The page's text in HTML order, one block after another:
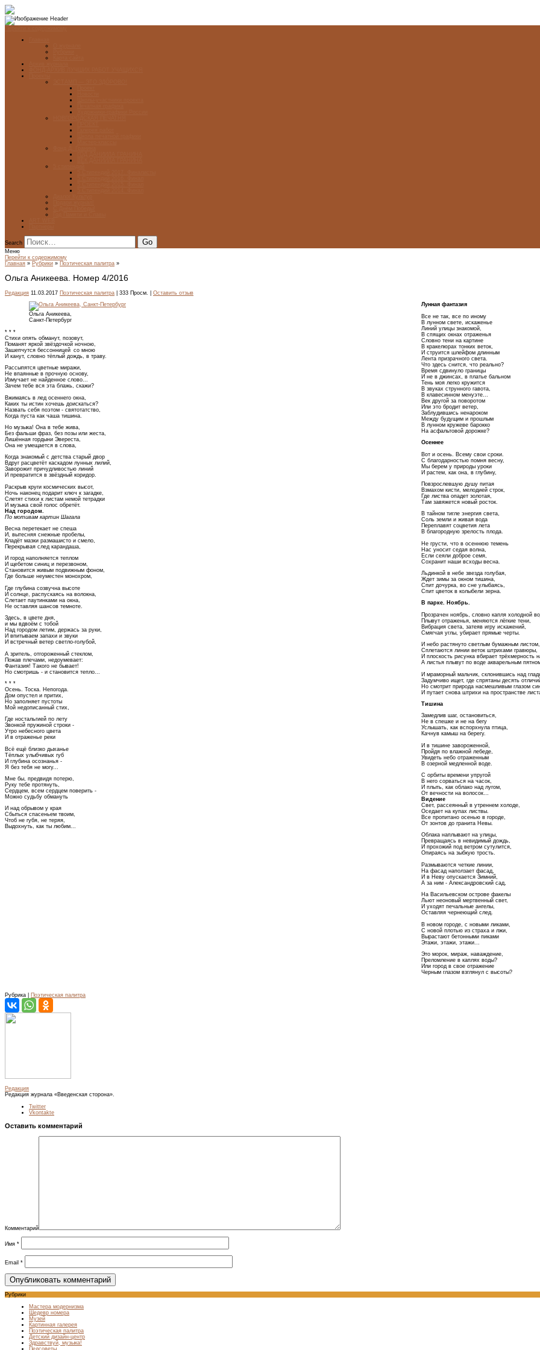
Search
Меню
Перейти к содержимому
Главная » Рубрики » Поэтическая палитра »
Ольга Аникеева. Номер 4/2016
Редакция 11.03.2017 Поэтическая палитра | 333 Просм. | Оставить отзыв
Ольга Аникеева,
Санкт-Петербург
* * *
Стихи опять обманут, позовут,
Поманят яркой звёздочкой ночною,
Зашепчутся бессонницей со мною
И канут, словно тёплый дождь, в траву.
Рассыпятся цветные миражи,
Не впаянные в прочную основу,
Измучает не найденное слово...
Зачем тебе вся эта блажь, скажи?
Вжимаясь в лед осеннего окна,
Каких ты истин хочешь доискаться?
Назвать себя поэтом - святотатство,
Когда пуста как чаша тишина.
Но музыка! Она в тебе жива,
Без фальши фраз, без позы или жеста,
Лишённая гордыни Эвереста,
Она не умещается в слова,
Когда знакомый с детства старый двор
Вдруг расцветёт каскадом лунных лилий,
Заворожит причудливостью линий
И превратится в звёздный коридор.
Раскрыв круги космических высот,
Ночь наконец подарит ключ к загадке,
Слетят стихи к листам немой тетрадки
И музыка свой голос обретёт.
Над городом.
По мотивам картин Шагала
Весна перетекает не спеша
И, вытесняя снежные пробелы,
Кладёт мазки размашисто и смело,
Перекрывая след карандаша,
И город наполняется теплом
И щебетом синиц и перезвоном,
Становится живым подвижным фоном,
Где больше неуместен монохром,
Где глубина созвучна высоте
И солнце, распускаясь на волокна,
Слетает паутинками на окна,
Не оставляя шансов темноте.
Здесь, в цвете дня,
и мы вдвоём с тобой
Над городом летим, держась за руки,
И впитываем запахи и звуки
И встречный ветер светло-голубой,
А зритель, отгороженный стеклом,
Пожав плечами, недоумевает:
Фантазия! Такого не бывает!
Но смотришь - и становится тепло...
* * *
Осень. Тоска. Непогода.
Дом опустел и притих,
Но заполняет пустоты
Мой недописанный стих,
Где ностальгией по лету
Звонкой пружиной строки -
Утро небесного цвета
И в отраженье реки
Всё ещё близко дыханье
Тёплых улыбчивых губ
И глубина осознанья -
Я без тебя не могу...
Мне бы, предвидя потерю,
Руку тебе протянуть,
Сердцем, всем сердцем поверить -
Можно судьбу обмануть
И над обрывом у края
Сбыться спасеньем твоим,
Чтоб не губя, не теряя,
Выдохнуть, как ты любим...
Лунная фантазия
Все не так, все по иному
В лунном свете, искаженье
Линий улицы знакомой,
В спящих окнах отраженья
Словно тени на картине
В кракелюрах тонких веток,
И струится шлейфом длинным
Лента призрачного света.
Что здесь снится, что реально?
Время сдвинуло границы
И не в джинсах, в платье бальном
Тень моя легко кружится
В звуках струнного гавота,
В клавесинном менуэте...
Век другой за поворотом
Или это бродит ветер,
Заблудившись ненароком
Между будущим и прошлым
В лунном кружеве барокко
На асфальтовой дорожке?
Осеннее
Вот и осень. Всему свои сроки.
С благодарностью помня весну,
Мы берем у природы уроки
И растем, как она, в глубину,
Повзрослевшую душу питая
Взмахом кисти, мелодией строк,
Где листва опадет золотая,
Там завяжется новый росток.
В тайном тигле энергия света,
Соль земли и живая вода
Переплавят соцветия лета
В благородную зрелость плода.
Не грусти, что в осеннюю темень
Нас уносит седая волна,
Если сеяли доброе семя,
Сохранит наши всходы весна.
Льдинкой в небе звезда голубая,
Ждет зимы за окном тишина,
Спит дочурка, во сне улыбаясь,
Спит цветок в колыбели зерна.
В парке. Ноябрь.
Прозрачен ноябрь, словно капля холодной
Плывут отраженья, меняются лёгкие тени,
Вибрация света, затеяв игру искажений,
Смягчая углы, убирает прямые черты.
И небо растянуто светлым бумажным листом,
Сплетаются линии веток штрихами гравюры,
И плоскость рисунка вбирает трёхмерность
А листья плывут по воде акварельным
И мраморный мальчик, склонившись над
Задумчиво ищет, где спрятаны десять
Но смотрит природа насмешливым глазом
И путает снова штрихи на пространстве
Тишина
Замедлив шаг, остановиться,
Не в спешке и не на бегу
Услышать, как вспорхнула птица,
Качнув камыш на берегу.
И в тишине завороженной,
Пройдя по влажной лебеде,
Увидеть небо отраженным
В озерной медленной воде.
С орбиты времени упругой
В него сорваться на часок,
И плыть, как облако над лугом,
От вечности на волосок…
Видение
Свет, рассеянный в утреннем холоде,
Оседает на купах листвы.
Все пропитано осенью в городе,
От зонтов до гранита Невы.
Облака наплывают на улицы,
Превращаясь в невидимый дождь,
И прохожий под ветром сутулится,
Опираясь на зыбкую трость.
Размываются четкие линии,
На фасад наползает фасад,
И в Неву опускается Зимний,
А за ним - Александровский сад,
На Васильевском острове факелы
Льют неоновый мертвенный свет,
И уходят печальные ангелы,
Оставляя чернеющий след.
В новом городе, с новыми ликами,
С новой плотью из страха и лжи,
Вырастают бетонными пиками
Этажи, этажи, этажи...
Это морок, мираж, наваждение,
Преломление в каплях воды?
Или город в свое отражение
Черным глазом взглянул с высоты?
Рубрика | Поэтическая палитра
Редакция
Редакция журнала «Введенская сторона».
Twitter
Vkontakte
Оставить комментарий
Комментарий
Имя *
Email *
Рубрики
Мастера модернизма
Шедевр номера
Музей
Картинная галерея
Поэтическая палитра
Детский дизайн-центр
Здравствуй, музыка!
Педсоветы